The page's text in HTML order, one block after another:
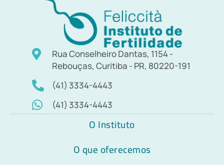
Rua Conselheiro Dantas, 1154 -
Rebouças, Curitiba - PR, 80220-191
(41) 3334-4443
(41) 3334-4443
O Instituto
O que oferecemos